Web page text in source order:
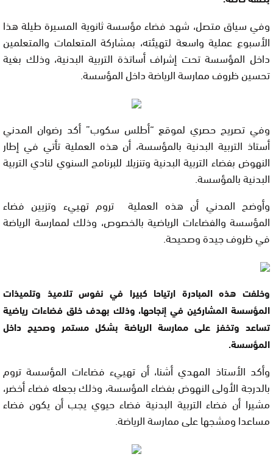
وفي سياق متصل، شهد فضاء مؤسسة ثانوية المسيرة طيلة هذا
الأسبوع عملية واسعة لتهيئته، بمشاركة المتعلمات والمتعلمين
داخل المؤسسة تحت إشراف أساتذة التربية البدنية، وذلك بغية
تحسين ظروف ممارسة الرياضة داخل المؤسسة.
وفي تصريح حصري لموقع “أطلس سكوب” أكد رضوان المدني
أستاذ التربية البدنية بالمؤسسة، أن هذه العملية تأتي في إطار
النهوض بفضاء التربية البدنية وتنزيلا للبرنامج السنوي لنادي التربية
البدنية بالمؤسسة.
وأوضح المدني أن هذه العملية تروم تهييء وتزيين فضاء
المؤسسة والفضاءات الرياضية بالخصوص، وذلك لممارسة الرياضة
في ظروف جيدة وصحيحة.
وخلفت هذه المبادرة ارتياحا كبيرا في نفوس تلاميذ وتلميذات
المؤسسة المشاركين في إنجاحها، وذلك بهدف خلق فضاءات رياضية
تساعد وتخفز على ممارسة الرياضة بشكل مستمر وصحيح داخل
المؤسسة.
وأكد الأستاذ المهدي أشنا، أن تهييء فضاءات المؤسسة تروم
بالدرجة الأولى النهوض بفضاء المؤسسة، وذلك بجعله فضاء أخضر،
مشيرا أن فضاء التربية البدنية فضاء حيوي يجب أن يكون فضاء
مساعدا ومشجها على ممارسة الرياضة.